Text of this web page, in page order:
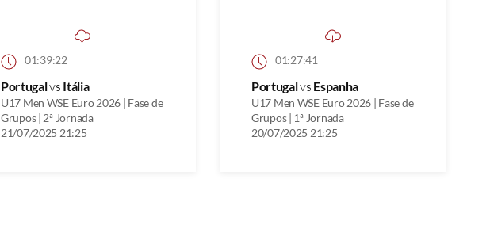
01:39:22
Portugalvs Itália
U17 Men WSE Euro 2026 | Fase de
Grupos | 2ª Jornada
21/07/2025 21:25
01:27:41
Portugalvs Espanha
U17 Men WSE Euro 2026 | Fase de
Grupos | 1ª Jornada
20/07/2025 21:25